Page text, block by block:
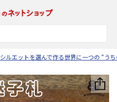
シルエットを選んで作る世界に一つの “う